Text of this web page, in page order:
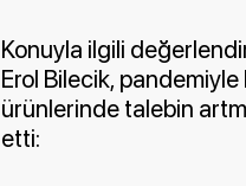
Konuyla ilgili
Erol Bilecik,
ürünlerinde talebin
etti: